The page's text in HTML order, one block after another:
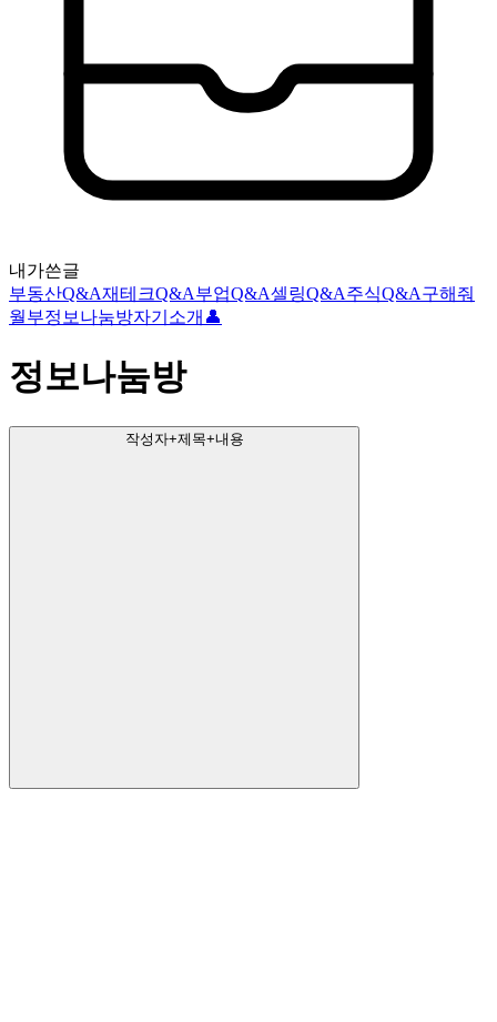
내가쓴글
부동산Q&A재테크Q&A부업Q&A셀링Q&A주식Q&A구해줘
월부정보나눔방자기소개👤
정보나눔방
작성자+제목+내용